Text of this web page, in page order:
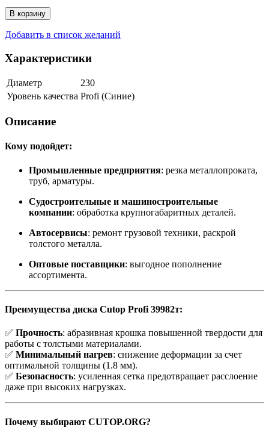
В корзину
Добавить в список желаний
Характеристики
Диаметр
230
Уровень качества Profi (Синие)
Описание
Кому подойдет:
Промышленные предприятия: резка металлопроката,
труб, арматуры.
Судостроительные и машиностроительные
компании: обработка крупногабаритных деталей.
Автосервисы: ремонт грузовой техники, раскрой
толстого металла.
Оптовые поставщики: выгодное пополнение
ассортимента.
Преимущества диска Cutop Profi 39982т:
✅ Прочность: абразивная крошка повышенной твердости для
работы с толстыми материалами.
✅ Минимальный нагрев: снижение деформации за счет
оптимальной толщины (1.8 мм).
✅ Безопасность: усиленная сетка предотвращает расслоение
даже при высоких нагрузках.
Почему выбирают CUTOP.ORG?